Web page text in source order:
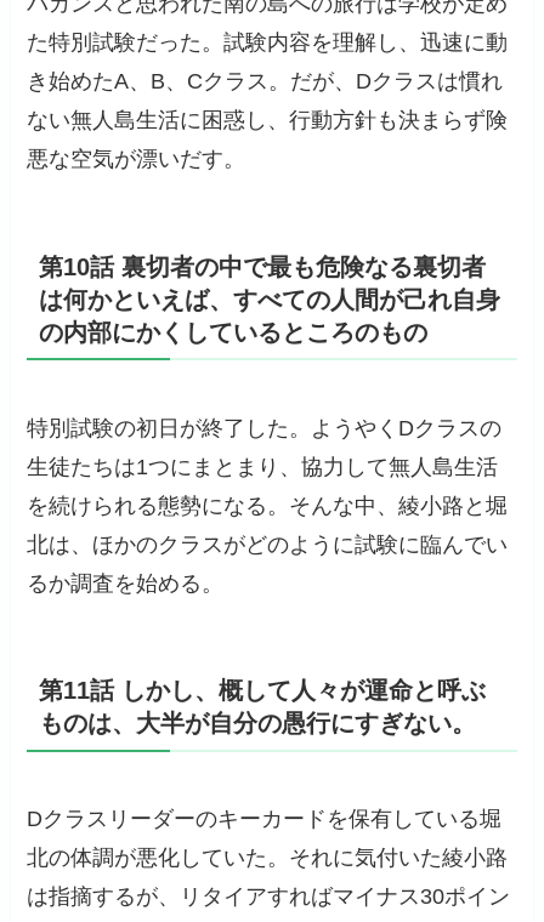
た特別試験だった。試験内容を理解し、迅速に動
き始めたA、B、Cクラス。だが、Dクラスは慣れ
ない無人島生活に困惑し、行動方針も決まらず険
悪な空気が漂いだす。
第10話 裏切者の中で最も危険なる裏切者
は何かといえば、すべての人間が己れ自身
の内部にかくしているところのもの
特別試験の初日が終了した。ようやくDクラスの
生徒たちは1つにまとまり、協力して無人島生活
を続けられる態勢になる。そんな中、綾小路と堀
北は、ほかのクラスがどのように試験に臨んでい
るか調査を始める。
第11話 しかし、概して人々が運命と呼ぶ
ものは、大半が自分の愚行にすぎない。
Dクラスリーダーのキーカードを保有している堀
北の体調が悪化していた。それに気付いた綾小路
は指摘するが、リタイアすればマイナス30ポイン